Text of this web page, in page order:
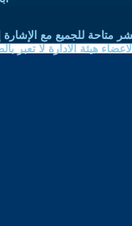
متاحة للجميع مع الإشارة
هيئة الادارة لا تعبر